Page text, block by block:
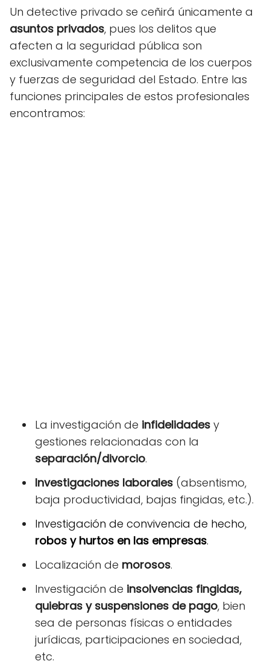
Un detective privado se ceñirá únicamente a
asuntos privados, pues los delitos que
afecten a la seguridad pública son
exclusivamente competencia de los cuerpos
y fuerzas de seguridad del Estado. Entre las
funciones principales de estos profesionales
encontramos:
La investigación de infidelidades y
gestiones relacionadas con la
separación/divorcio.
Investigaciones laborales (absentismo,
baja productividad, bajas fingidas, etc.).
Investigación de convivencia de hecho,
robos y hurtos en las empresas.
Localización de morosos.
Investigación de insolvencias fingidas,
quiebras y suspensiones de pago, bien
sea de personas físicas o entidades
jurídicas, participaciones en sociedad,
etc.